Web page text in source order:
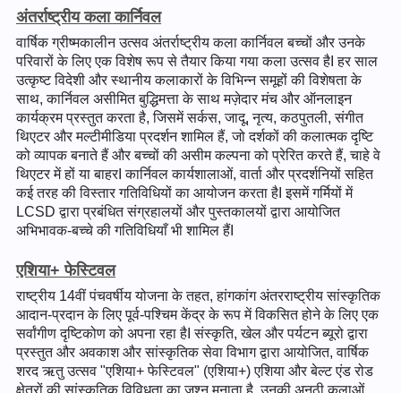
अंतर्राष्ट्रीय कला कार्निवल
वार्षिक ग्रीष्मकालीन उत्सव अंतर्राष्ट्रीय कला कार्निवल बच्चों और उनके
परिवारों के लिए एक विशेष रूप से तैयार किया गया कला उत्सव हैI हर साल
उत्कृष्ट विदेशी और स्थानीय कलाकारों के विभिन्न समूहों की विशेषता के
साथ, कार्निवल असीमित बुद्धिमत्ता के साथ मज़ेदार मंच और ऑनलाइन
कार्यक्रम प्रस्तुत करता है, जिसमें सर्कस, जादू, नृत्य, कठपुतली, संगीत
थिएटर और मल्टीमीडिया प्रदर्शन शामिल हैं, जो दर्शकों की कलात्मक दृष्टि
को व्यापक बनाते हैं और बच्चों की असीम कल्पना को प्रेरित करते हैं, चाहे वे
थिएटर में हों या बाहरI कार्निवल कार्यशालाओं, वार्ता और प्रदर्शनियों सहित
कई तरह की विस्तार गतिविधियों का आयोजन करता हैI इसमें गर्मियों में
LCSD द्वारा प्रबंधित संग्रहालयों और पुस्तकालयों द्वारा आयोजित
अभिभावक-बच्चे की गतिविधियाँ भी शामिल हैंI
एशिया+ फेस्टिवल
राष्ट्रीय 14वीं पंचवर्षीय योजना के तहत, हांगकांग अंतरराष्ट्रीय सांस्कृतिक
आदान-प्रदान के लिए पूर्व-पश्चिम केंद्र के रूप में विकसित होने के लिए एक
सर्वांगीण दृष्टिकोण को अपना रहा हैI संस्कृति, खेल और पर्यटन ब्यूरो द्वारा
प्रस्तुत और अवकाश और सांस्कृतिक सेवा विभाग द्वारा आयोजित, वार्षिक
शरद ऋतु उत्सव "एशिया+ फेस्टिवल" (एशिया+) एशिया और बेल्ट एंड रोड
क्षेत्रों की सांस्कृतिक विविधता का जश्न मनाता है, उनकी अनूठी कलाओं